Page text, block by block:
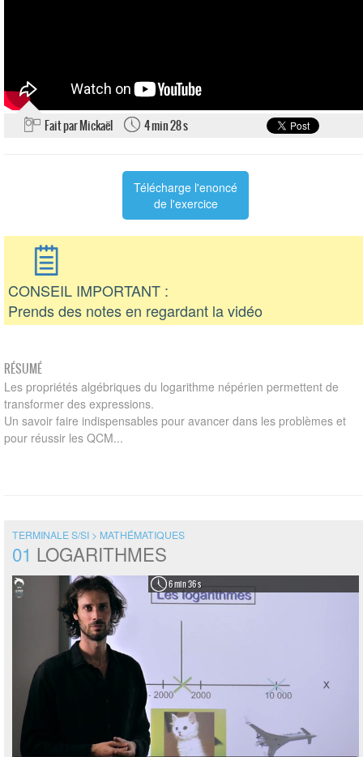
Fait par Mickaël 4 min 28 s
Télécharge l'enoncé
de l'exercice
CONSEIL IMPORTANT :
Prends des notes en regardant la vidéo
RÉSUMÉ
Les propriétés algébriques du logarithme népérien permettent de
transformer des expressions.
Un savoir faire indispensables pour avancer dans les problèmes et
pour réussir les QCM...
TERMINALE S/SI > MATHÉMATIQUES
01 LOGARITHMES
6 min 36 s